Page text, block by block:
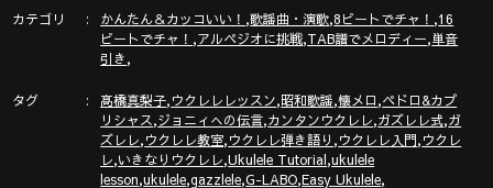
https://gazzlele.com/shop/
▶︎▶︎ガズ新楽譜発売記念無料イベント〜全国３か所のタワーレ
コードにて開催〜ウクレレ持って大集合！
詳細→ https://gazzlele.com/songbook6event
カテゴリ かんたん＆カッコいい！ ,歌謡曲・演歌,8ビートでチャ！ ,16
ビートでチャ！ ,アルペジオに挑戦,TAB譜でメロディー,単音
引き,
タグ 髙橋真梨子,ウクレレレッスン,昭和歌謡,懐メロ,ペドロ&カプ
リシャス,ジョニィへの伝言,カンタンウクレレ,ガズレレ式,ガ
ズレレ,ウクレレ教室,ウクレレ弾き語り ,ウクレレ入門,ウクレ
レ,いきなりウクレレ,Ukulele Tutorial,ukulele
lesson,ukulele,gazzlele,G-LABO,Easy Ukulele,